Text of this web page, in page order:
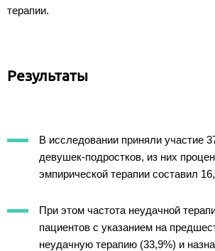
терапии.
Результаты
В исследовании приняли участие
девушек-подростков, из них
эмпирической терапии составил
При этом частота неудачной
пациентов с указанием на
неудачную терапию (33,9%) и